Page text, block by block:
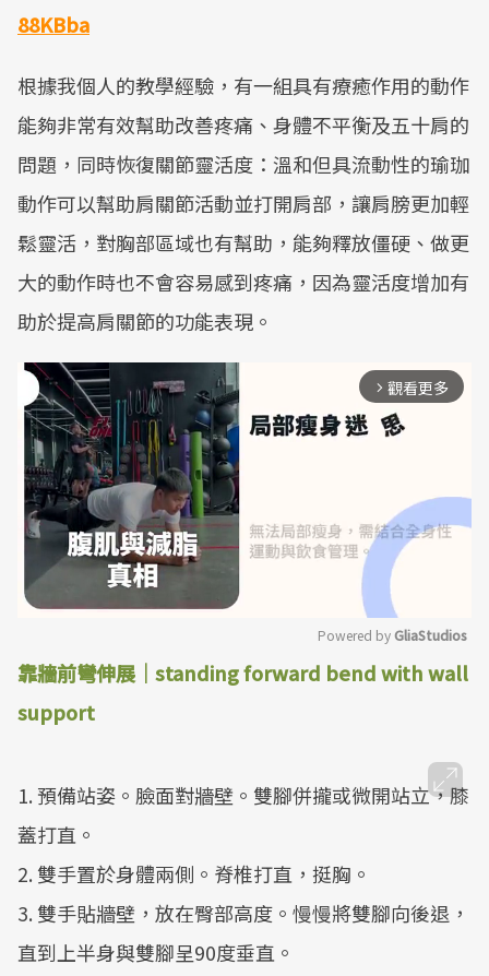
88KBba
根據我個人的教學經驗，有一組具有療癒作用的動作
能夠非常有效幫助改善疼痛、身體不平衡及五十肩的
問題，同時恢復關節靈活度：溫和但具流動性的瑜珈
動作可以幫助肩關節活動並打開肩部，讓肩膀更加輕
鬆靈活，對胸部區域也有幫助，能夠釋放僵硬、做更
大的動作時也不會容易感到疼痛，因為靈活度增加有
助於提高肩關節的功能表現。
arrow_forward_ios 觀看更多
Mute
Powered by GliaStudios
靠牆前彎伸展｜standing forward bend with wall
support
1. 預備站姿。臉面對牆壁。雙腳併攏或微開站立，膝
蓋打直。
2. 雙手置於身體兩側。脊椎打直，挺胸。
3. 雙手貼牆壁，放在臀部高度。慢慢將雙腳向後退，
直到上半身與雙腳呈90度垂直。